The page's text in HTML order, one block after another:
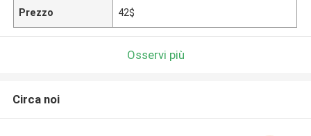
Prezzo 42$
Osservi più
Circa noi